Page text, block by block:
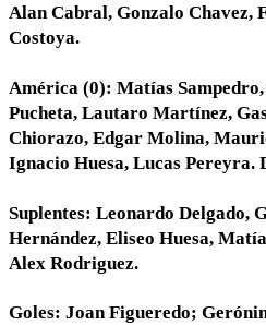
Alan Cabral, Gonzalo Chavez,
Costoya.
América (0): Matías
Pucheta, Lautaro Martínez,
Chiorazo, Edgar Molina,
Ignacio Huesa, Lucas
Suplentes: Leonardo Delgado,
Hernández, Eliseo Huesa,
Alex Rodriguez.
Goles: Joan Figueredo;